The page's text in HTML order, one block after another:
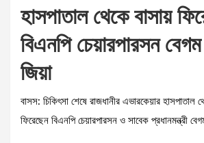
হাসপাতাল থেকে বাসায়
বিএনপি চেয়ারপারসন বেগম
জিয়া
বাসস: চিকিৎসা শেষে রাজধানীর এভারকেয়ার হাসপাতাল
ফিরেছেন বিএনপি চেয়ারপারসন ও সাবেক প্রধানমন্ত্রী